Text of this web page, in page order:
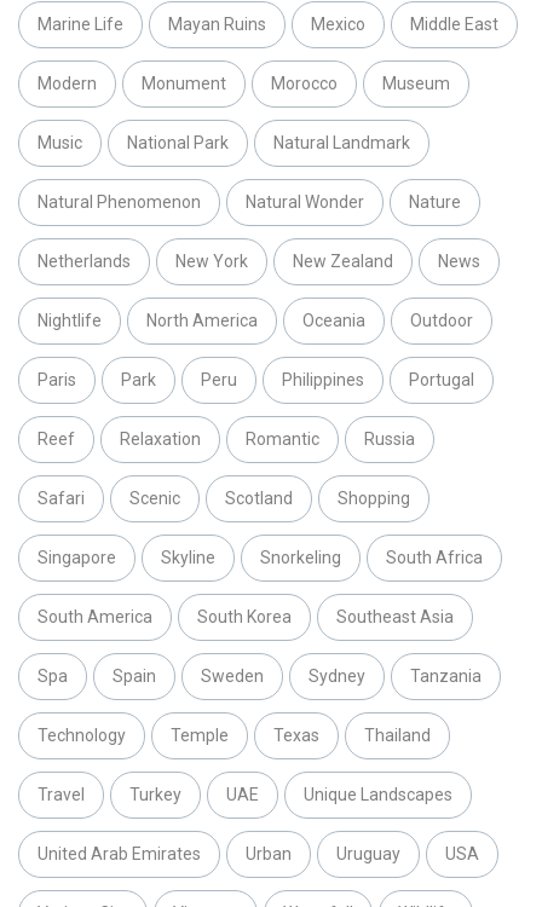
Marine Life Mayan Ruins Mexico Middle East
Modern Monument Morocco Museum
Music National Park Natural Landmark
Natural Phenomenon Natural Wonder Nature
Netherlands New York New Zealand News
Nightlife North America Oceania Outdoor
Paris Park Peru Philippines Portugal
Reef Relaxation Romantic Russia
Safari Scenic Scotland Shopping
Singapore Skyline Snorkeling South Africa
South America South Korea Southeast Asia
Spa Spain Sweden Sydney Tanzania
Technology Temple Texas Thailand
Travel Turkey UAE Unique Landscapes
United Arab Emirates Urban Uruguay USA